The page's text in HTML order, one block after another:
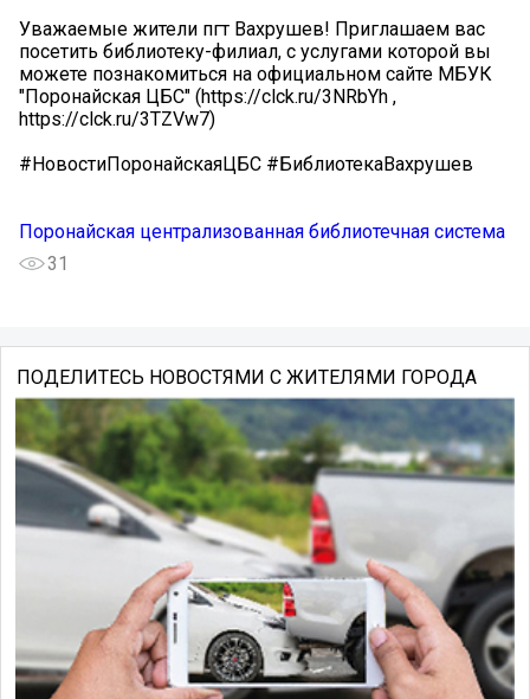
Уважаемые жители пгт Вахрушев! Приглашаем вас
посетить библиотеку-филиал, с услугами которой вы
можете познакомиться на официальном сайте МБУК
"Поронайская ЦБС" (https://clck.ru/3NRbYh ,
https://clck.ru/3TZVw7)
#НовостиПоронайскаяЦБС #БиблиотекаВахрушев
Поронайская централизованная библиотечная система
31
ПОДЕЛИТЕСЬ НОВОСТЯМИ С ЖИТЕЛЯМИ ГОРОДА